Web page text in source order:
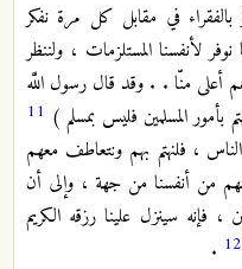
في مقابل كل مرة نفكر
لأنفسنا المستلزمات ، ولننظر
أعلى منّا . . وقد قال رسول اللَّه‏
المسلمين فليس بمسلم‏ ) 11
، فلنهتم بهم ونتعاطف معهم
من أنفسنا من جهة ، وإلى أن
، فإنه سينزل علينا رزقه الكريم
12
.